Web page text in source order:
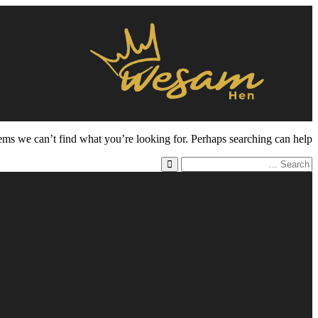
we can’t find what you’re looking for. Perhaps searching can help.